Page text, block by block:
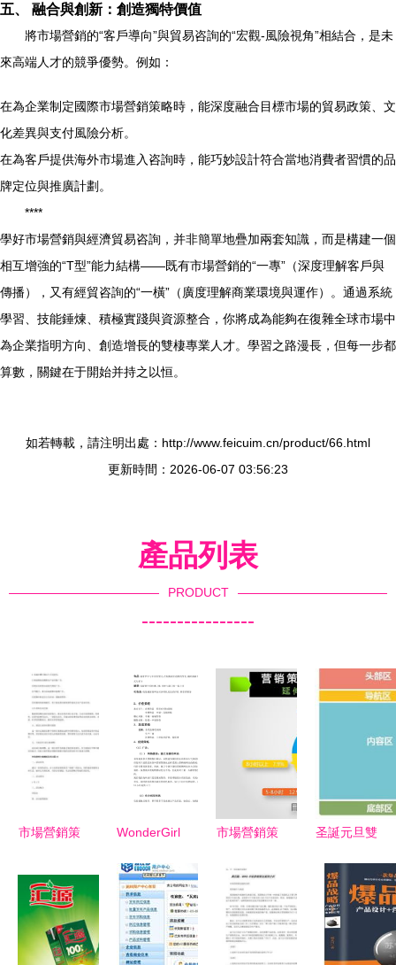
五、 融合與創新：創造獨特價值
將市場營銷的“客戶導向”與貿易咨詢的“宏觀-風險視角”相結合，是未
來高端人才的競爭優勢。例如：
在為企業制定國際市場營銷策略時，能深度融合目標市場的貿易政策、文
化差異與支付風險分析。
在為客戶提供海外市場進入咨詢時，能巧妙設計符合當地消費者習慣的品
牌定位與推廣計劃。
****
學好市場營銷與經濟貿易咨詢，并非簡單地疊加兩套知識，而是構建一個
相互增強的“T型”能力結構——既有市場營銷的“一專”（深度理解客戶與
傳播），又有經貿咨詢的“一橫”（廣度理解商業環境與運作）。通過系統
學習、技能錘煉、積極實踐與資源整合，你將成為能夠在復雜全球市場中
為企業指明方向、創造增長的雙棲專業人才。學習之路漫長，但每一步都
算數，關鍵在于開始并持之以恒。
如若轉載，請注明出處：http://www.feicuim.cn/product/66.html
更新時間：2026-06-07 03:56:23
產品列表
PRODUCT
----------------
市場營銷策
文10篇精
選）——讓
每一份策劃
WonderGirls
銷策劃案
市場營銷策
版 經濟貿
易咨詢
圣誕元旦雙
商郵件營銷
策略與經貿
咨詢洞察